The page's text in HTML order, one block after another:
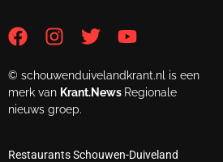
© schouwenduivelandkrant.nl is een
merk van Krant.News Regionale
nieuws groep.
Restaurants Schouwen-Duiveland